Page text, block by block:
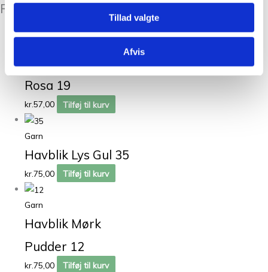
Tillad valgte
Afvis
Relaterede varer
Bøllefrø Douce Lys
Rosa 19
kr.57,00 Tilføj til kurv
Garn
Havblik Lys Gul 35
kr.75,00 Tilføj til kurv
Garn
Havblik Mørk
Pudder 12
kr.75,00 Tilføj til kurv